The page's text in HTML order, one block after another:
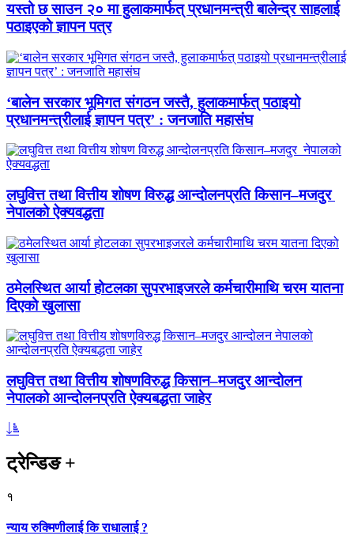
यस्तो छ साउन २० मा हुलाकमार्फत् प्रधानमन्त्री बालेन्द्र साहलाई
पठाइएको ज्ञापन पत्र
‘बालेन सरकार भूमिगत संगठन जस्तै, हुलाकमार्फत् पठाइयो
प्रधानमन्त्रीलाई ज्ञापन पत्र’ : जनजाति महासंघ
लघुवित्त तथा वित्तीय शोषण विरुद्ध आन्दोलनप्रति किसान–मजदुर
नेपालको ऐक्यवद्धता
ठमेलस्थित आर्या होटलका सुपरभाइजरले कर्मचारीमाथि चरम यातना
दिएको खुलासा
लघुवित्त तथा वित्तीय शोषणविरुद्ध किसान–मजदुर आन्दोलन
नेपालको आन्दोलनप्रति ऐक्यबद्धता जाहेर
ट्रेन्डिङ+
१
न्याय रुक्मिणीलाई कि राधालाई ?